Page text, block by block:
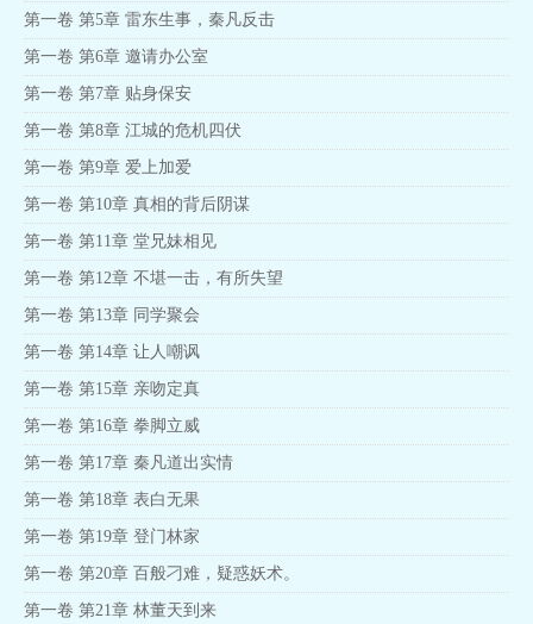
第一卷 第5章 雷东生事，秦凡反击
第一卷 第6章 邀请办公室
第一卷 第7章 贴身保安
第一卷 第8章 江城的危机四伏
第一卷 第9章 爱上加爱
第一卷 第10章 真相的背后阴谋
第一卷 第11章 堂兄妹相见
第一卷 第12章 不堪一击，有所失望
第一卷 第13章 同学聚会
第一卷 第14章 让人嘲讽
第一卷 第15章 亲吻定真
第一卷 第16章 拳脚立威
第一卷 第17章 秦凡道出实情
第一卷 第18章 表白无果
第一卷 第19章 登门林家
第一卷 第20章 百般刁难，疑惑妖术。
第一卷 第21章 林董天到来